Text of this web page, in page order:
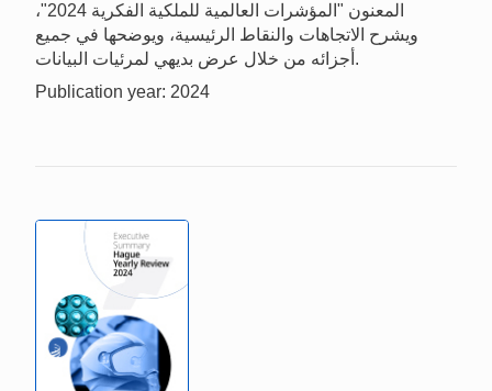
المعنون "المؤشرات العالمية للملكية الفكرية 2024"،
ويشرح الاتجاهات والنقاط الرئيسية، ويوضحها في جميع
أجزائه من خلال عرض بديهي لمرئيات البيانات.
Publication year: 2024